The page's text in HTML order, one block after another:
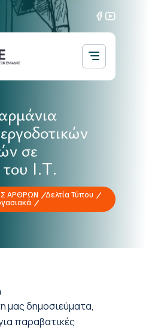
σε
του Ι.Τ.
ΑΡΘΡΩΝ
Δελτία Τύπου
μας δημοσιεύματα,
παραβατικές